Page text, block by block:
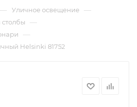
— Уличное освещение —
—
—
Helsinki 81752